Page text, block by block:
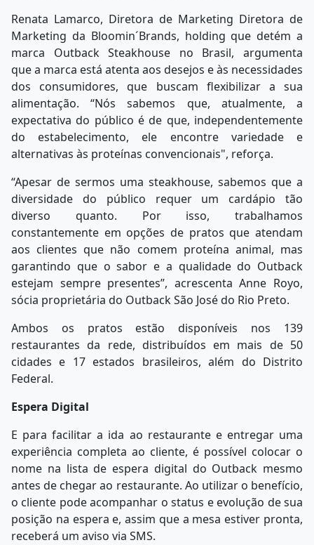
Renata Lamarco, Diretora de Marketing Diretora de
Marketing da Bloomin´Brands, holding que detém a
marca Outback Steakhouse no Brasil, argumenta
que a marca está atenta aos desejos e às necessidades
dos consumidores, que buscam flexibilizar a sua
alimentação. “Nós sabemos que, atualmente, a
expectativa do público é de que, independentemente
do estabelecimento, ele encontre variedade e
alternativas às proteínas convencionais", reforça.
“Apesar de sermos uma steakhouse, sabemos que a
diversidade do público requer um cardápio tão
diverso quanto. Por isso, trabalhamos
constantemente em opções de pratos que atendam
aos clientes que não comem proteína animal, mas
garantindo que o sabor e a qualidade do Outback
estejam sempre presentes”, acrescenta Anne Royo,
sócia proprietária do Outback São José do Rio Preto.
Ambos os pratos estão disponíveis nos 139
restaurantes da rede, distribuídos em mais de 50
cidades e 17 estados brasileiros, além do Distrito
Federal.
Espera Digital
E para facilitar a ida ao restaurante e entregar uma
experiência completa ao cliente, é possível colocar o
nome na lista de espera digital do Outback mesmo
antes de chegar ao restaurante. Ao utilizar o benefício,
o cliente pode acompanhar o status e evolução de sua
posição na espera e, assim que a mesa estiver pronta,
receberá um aviso via SMS.